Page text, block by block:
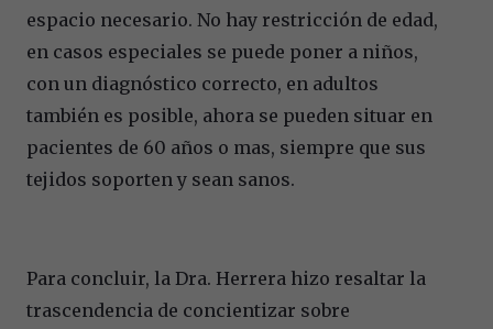
espacio necesario. No hay restricción de edad,
en casos especiales se puede poner a niños,
con un diagnóstico correcto, en adultos
también es posible, ahora se pueden situar en
pacientes de 60 años o mas, siempre que sus
tejidos soporten y sean sanos.
Para concluir, la Dra. Herrera hizo resaltar la
trascendencia de concientizar sobre